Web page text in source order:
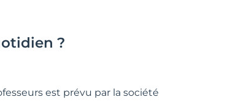
?
est prévu par la société